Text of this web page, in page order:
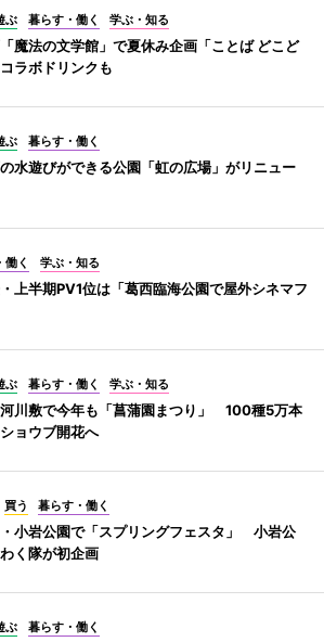
ぶ 暮らす・働く 学ぶ・知る
魔法の文学館」で夏休み企画「ことば どこど
ラボドリンクも
ぶ 暮らす・働く
水遊びができる公園「虹の広場」がリニュー
働く 学ぶ・知る
上半期PV1位は「葛西臨海公園で屋外シネマフ
ぶ 暮らす・働く 学ぶ・知る
川敷で今年も「菖蒲園まつり」 100種5万本
ョウブ開花へ
買う 暮らす・働く
小岩公園で「スプリングフェスタ」 小岩公
く隊が初企画
ぶ 暮らす・働く